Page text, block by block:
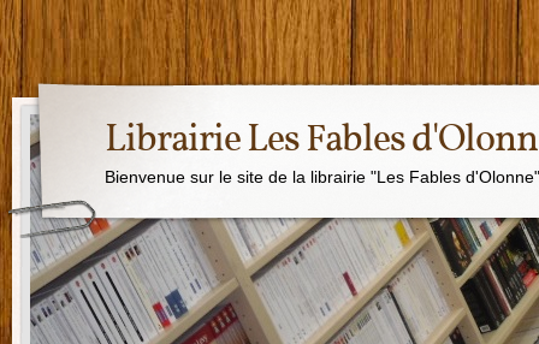
Librairie Les Fables
Bienvenue sur le site de la librairie "Les Fables